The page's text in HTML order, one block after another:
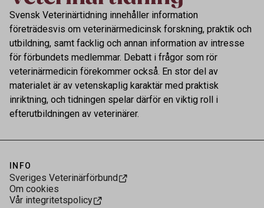
Svensk Veterinärtidning innehåller information
företrädesvis om veterinärmedicinsk forskning, praktik och
utbildning, samt facklig och annan information av intresse
för förbundets medlemmar. Debatt i frågor som rör
veterinärmedicin förekommer också. En stor del av
materialet är av vetenskaplig karaktär med praktisk
inriktning, och tidningen spelar därför en viktig roll i
efterutbildningen av veterinärer.
INFO
Sveriges Veterinärförbund
Om cookies
Vår integritetspolicy